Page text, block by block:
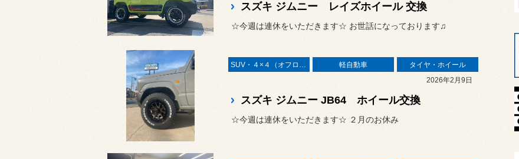
スズキ ジムニー レイズホイール 交換
☆今週は連休をいただきます☆ お世話になっております♫
SUV・４×４（オフロード） 軽自動車
タイヤ・ホイール
2026年2月9日
スズキ ジムニー JB64 ホイール交換
☆今週は連休をいただきます☆ ２月のお休み